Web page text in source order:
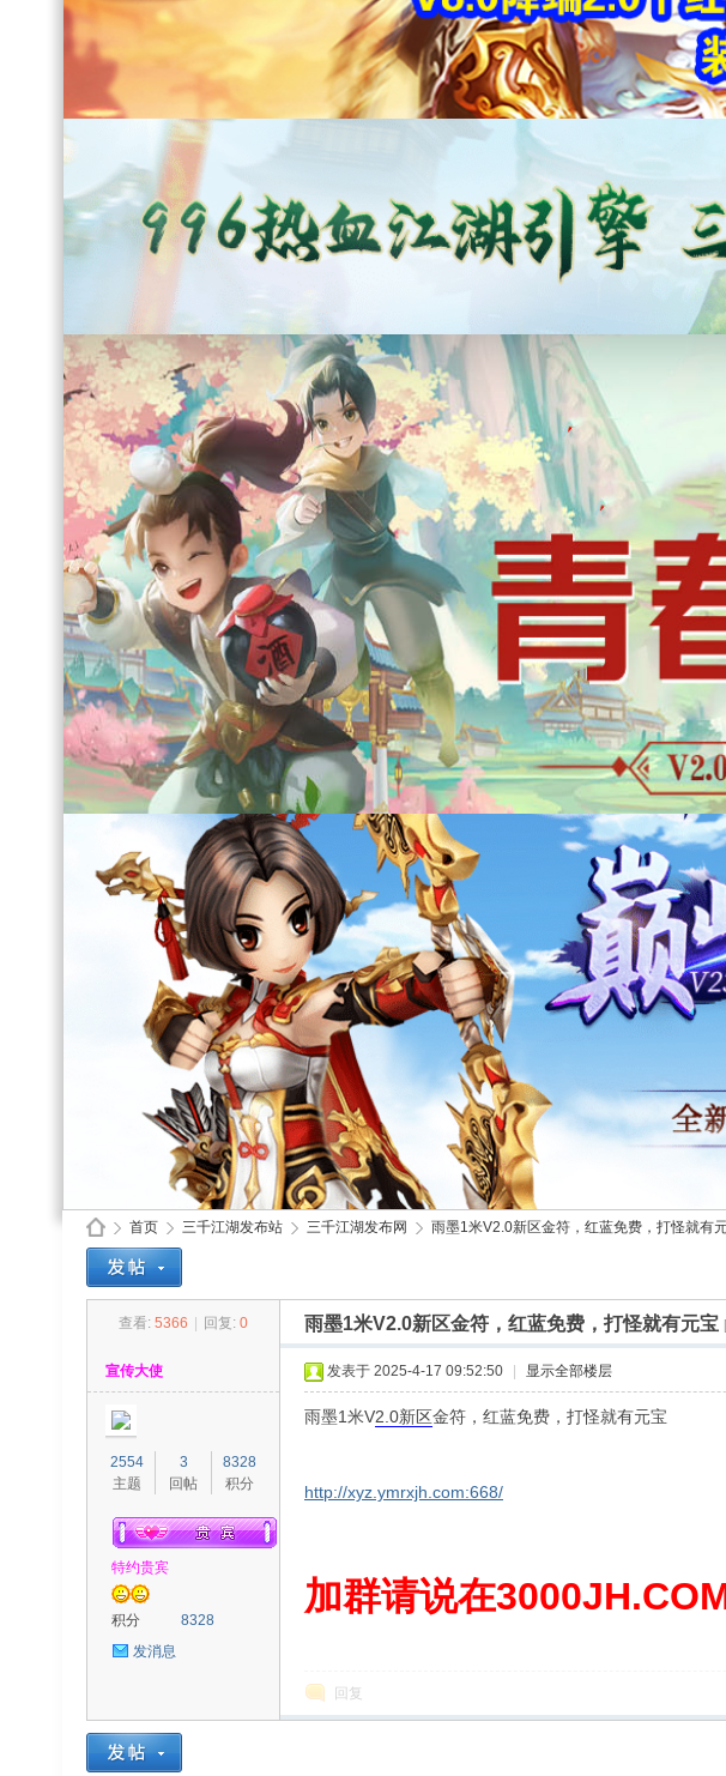
首页
›
三千江湖发布站 三千江湖发布网
›
雨墨1米V2.0新区金符，红蓝免费，打怪就有
查看: 5366 回复: 0 雨墨1米V2.0新区金符，红蓝免费，打怪就有元宝
宣传大使
2554
主题
3
回帖
8328
积分
特约贵宾
积分
8328
发消息
发表于 2025-4-17 09:52:50 显示全部楼层
雨墨1米V2.0新区金符，红蓝免费，打怪就有元宝
http://xyz.ymrxjh.com:668/
加群请说在
回复